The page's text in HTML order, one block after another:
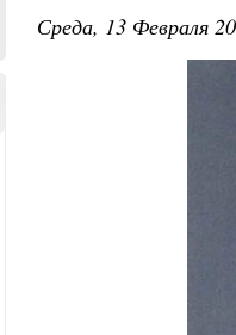
Среда, 13 Февраля